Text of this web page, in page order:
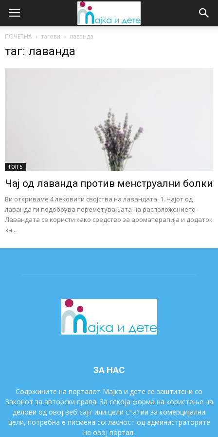
ПОЧЕТНА тагови лаванда
таг: лаванда
ТОП 5
Чај од лаванда против менструални болки
Ви откриваме 4 лековити својства на лавандата. 1. Чајот од
лаванда ги подобрува пореметувањата на расположението
Лавандата се користи како средство за ароматерапија и додаток
за...
ЗА НАС
Содржините на порталот Мајка и дете се заштитени со
Законот за авторски права. За секоја форма на користење на
делови од овој веб сајт или цели статии за комерцијални
цели, потребна е писмена согласност од администраторите
на овој портал.